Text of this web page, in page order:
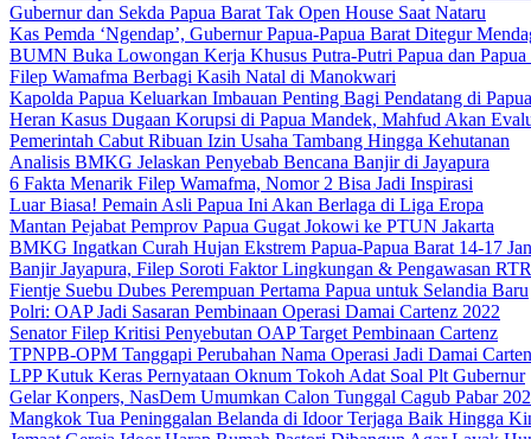
Gubernur dan Sekda Papua Barat Tak Open House Saat Nataru
Kas Pemda ‘Ngendap’, Gubernur Papua-Papua Barat Ditegur
BUMN Buka Lowongan Kerja Khusus Putra-Putri Papua dan Papua
Filep Wamafma Berbagi Kasih Natal di Manokwari
Kapolda Papua Keluarkan Imbauan Penting Bagi Pendatang di Papua
Heran Kasus Dugaan Korupsi di Papua Mandek, Mahfud Akan
Pemerintah Cabut Ribuan Izin Usaha Tambang Hingga Kehutanan
Analisis BMKG Jelaskan Penyebab Bencana Banjir di Jayapura
6 Fakta Menarik Filep Wamafma, Nomor 2 Bisa Jadi Inspirasi
Luar Biasa! Pemain Asli Papua Ini Akan Berlaga di Liga Eropa
Mantan Pejabat Pemprov Papua Gugat Jokowi ke PTUN Jakarta
BMKG Ingatkan Curah Hujan Ekstrem Papua-Papua Barat 14-17
Banjir Jayapura, Filep Soroti Faktor Lingkungan & Pengawasan
Fientje Suebu Dubes Perempuan Pertama Papua untuk Selandia Baru
Polri: OAP Jadi Sasaran Pembinaan Operasi Damai Cartenz 2022
Senator Filep Kritisi Penyebutan OAP Target Pembinaan Cartenz
TPNPB-OPM Tanggapi Perubahan Nama Operasi Jadi Damai
LPP Kutuk Keras Pernyataan Oknum Tokoh Adat Soal Plt Gubernur
Gelar Konpers, NasDem Umumkan Calon Tunggal Cagub Pabar
Mangkok Tua Peninggalan Belanda di Idoor Terjaga Baik Hingga